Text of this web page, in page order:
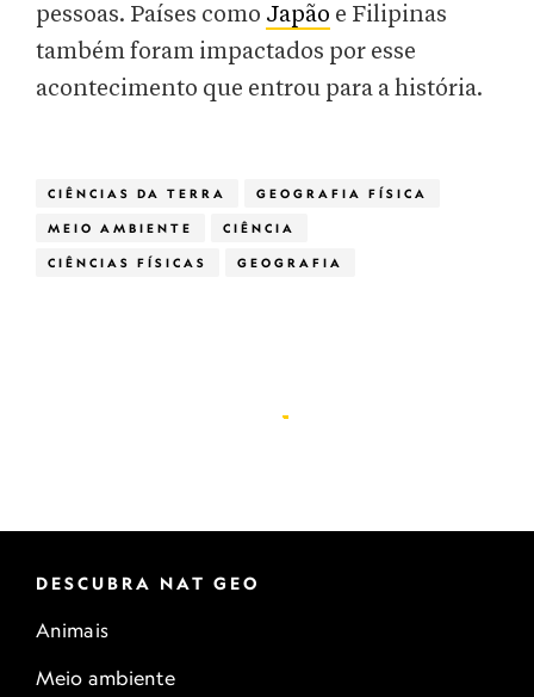
pessoas. Países como Japão e Filipinas
também foram impactados por esse
acontecimento que entrou para a história.
CIÊNCIAS DA TERRA GEOGRAFIA FÍSICA
MEIO AMBIENTE CIÊNCIA
CIÊNCIAS FÍSICAS GEOGRAFIA
DESCUBRA NAT GEO
Animais
Meio ambiente